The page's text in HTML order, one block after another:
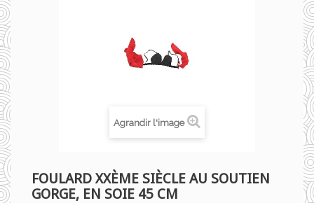
Agrandir l'image
FOULARD XXÈME SIÈCLE AU SOUTIEN
GORGE, EN SOIE 45 CM